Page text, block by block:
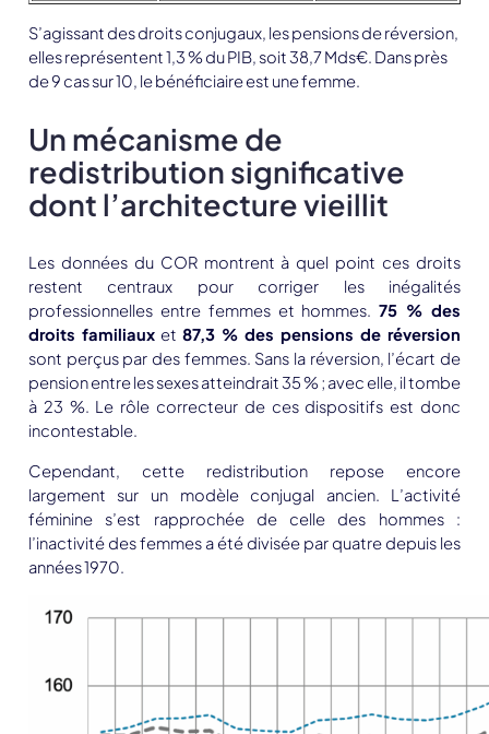
S’agissant des droits conjugaux, les pensions de réversion,
elles représentent 1,3 % du PIB, soit 38,7 Mds€. Dans près
de 9 cas sur 10, le bénéficiaire est une femme.
Un mécanisme de
redistribution significative
dont l’architecture vieillit
Les données du COR montrent à quel point ces droits
restent centraux pour corriger les inégalités
professionnelles entre femmes et hommes.75 % des
droits familiauxet 87,3 % des pensions de réversion
sont perçus par des femmes. Sans la réversion, l’écart de
pension entre les sexes atteindrait35 %; avec elle, il tombe
à 23 %. Le rôle correcteur de ces dispositifs est donc
incontestable.
Cependant, cette redistribution repose encore
largement sur un modèle conjugal ancien. L’activité
féminine s’est rapprochée de celle des hommes :
l’inactivité des femmes a été divisée par quatre depuis les
années 1970.